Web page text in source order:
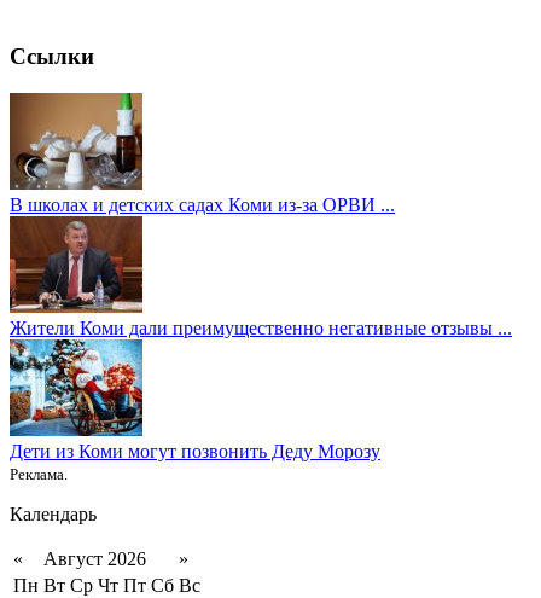
Ссылки
В школах и детских садах Коми из-за ОРВИ ...
Жители Коми дали преимущественно негативные отзывы ...
Дети из Коми могут позвонить Деду Морозу
Реклама.
Календарь
« Август 2026
»
Пн Вт Ср Чт Пт Сб Вс